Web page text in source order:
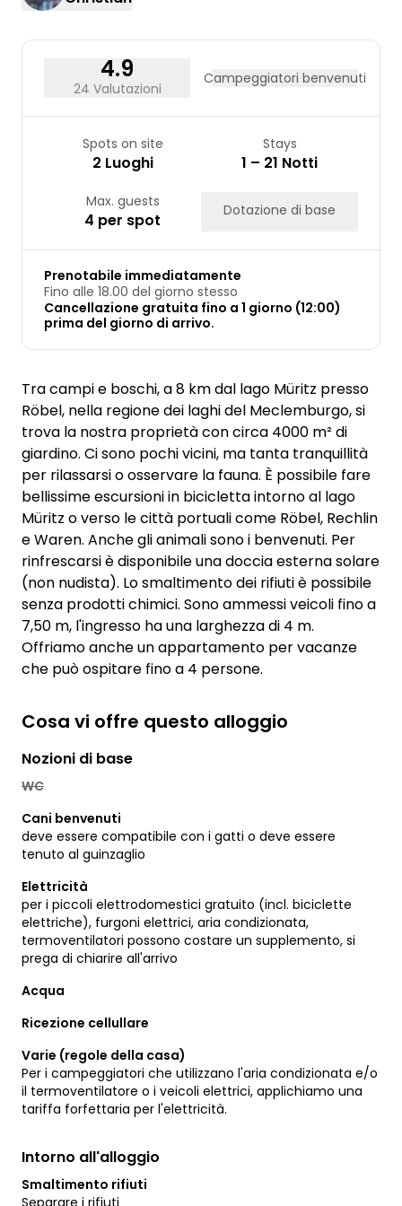
4.9
24 Valutazioni
Campeggiatori benvenuti
Spots on site
2 Luoghi
Stays
1 – 21 Notti
Max. guests
4 per spot Dotazione di base
Prenotabile immediatamente
Fino alle 18.00 del giorno stesso
Cancellazione gratuita fino a 1 giorno (12:00)
prima del giorno di arrivo.
Tra campi e boschi, a 8 km dal lago Müritz presso
Röbel, nella regione dei laghi del Meclemburgo, si
trova la nostra proprietà con circa 4000 m² di
giardino. Ci sono pochi vicini, ma tanta tranquillità
per rilassarsi o osservare la fauna. È possibile fare
bellissime escursioni in bicicletta intorno al lago
Müritz o verso le città portuali come Röbel, Rechlin
e Waren. Anche gli animali sono i benvenuti. Per
rinfrescarsi è disponibile una doccia esterna solare
(non nudista). Lo smaltimento dei rifiuti è possibile
senza prodotti chimici. Sono ammessi veicoli fino a
7,50 m, l'ingresso ha una larghezza di 4 m.
Offriamo anche un appartamento per vacanze
che può ospitare fino a 4 persone.
Cosa vi offre questo alloggio
Nozioni di base
WC
Cani benvenuti
deve essere compatibile con i gatti o deve essere
tenuto al guinzaglio
Elettricità
per i piccoli elettrodomestici gratuito (incl. biciclette
elettriche), furgoni elettrici, aria condizionata,
termoventilatori possono costare un supplemento, si
prega di chiarire all'arrivo
Acqua
Ricezione cellullare
Varie (regole della casa)
Per i campeggiatori che utilizzano l'aria condizionata e/o
il termoventilatore o i veicoli elettrici, applichiamo una
tariffa forfettaria per l'elettricità.
Intorno all'alloggio
Smaltimento rifiuti
Separare i rifiuti